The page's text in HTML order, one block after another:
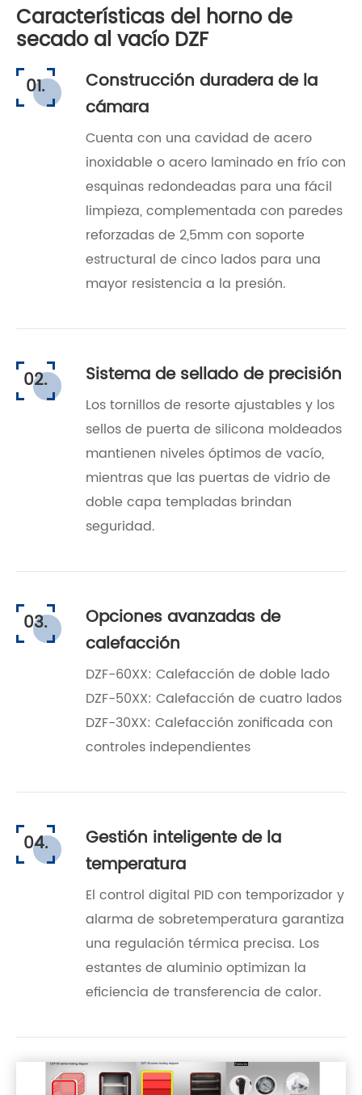
Características del horno de
secado al vacío DZF
01.
Construcción duradera de la
cámara
Cuenta con una cavidad de acero
inoxidable o acero laminado en frío con
esquinas redondeadas para una fácil
limpieza, complementada con paredes
reforzadas de 2,5mm con soporte
estructural de cinco lados para una
mayor resistencia a la presión.
02. Sistema de sellado de precisión
Los tornillos de resorte ajustables y los
sellos de puerta de silicona moldeados
mantienen niveles óptimos de vacío,
mientras que las puertas de vidrio de
doble capa templadas brindan
seguridad.
03.
Opciones avanzadas de
calefacción
DZF-60XX: Calefacción de doble lado
DZF-50XX: Calefacción de cuatro lados
DZF-30XX: Calefacción zonificada con
controles independientes
04.
Gestión inteligente de la
temperatura
El control digital PID con temporizador y
alarma de sobretemperatura garantiza
una regulación térmica precisa. Los
estantes de aluminio optimizan la
eficiencia de transferencia de calor.